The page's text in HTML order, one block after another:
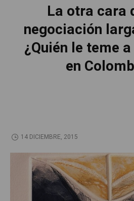
La otra cara
negociación
¿Quién le teme
en
14 DICIEMBRE, 2015